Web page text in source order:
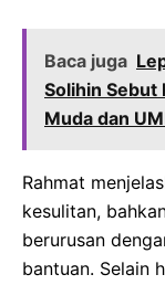
Baca juga
Solihin Sebut
Muda dan
Rahmat
kesulitan,
berurusan
bantuan. Selain